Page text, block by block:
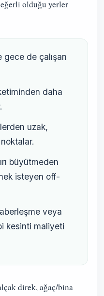
olduğu yerler
gece de çalışan
daha
uzak,
büyütmeden
isteyen off-
veya
kesinti maliyeti
direk, ağaç/bina